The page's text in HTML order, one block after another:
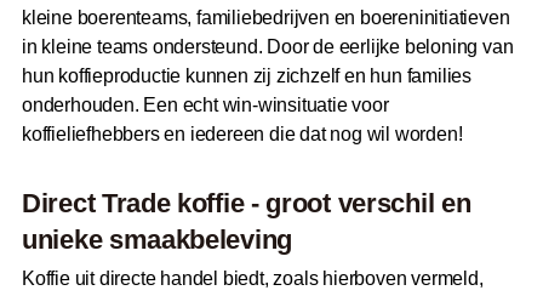
kleine boerenteams, familiebedrijven en boereninitiatieven
in kleine teams ondersteund. Door de eerlijke beloning van
hun koffieproductie kunnen zij zichzelf en hun families
onderhouden. Een echt win-winsituatie voor
koffieliefhebbers en iedereen die dat nog wil worden!
Direct Trade koffie - groot verschil en
unieke smaakbeleving
Koffie uit directe handel biedt, zoals hierboven vermeld,